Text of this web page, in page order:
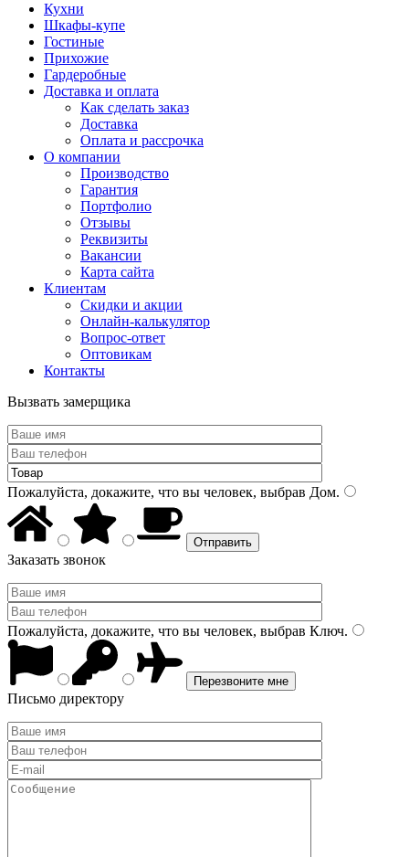
Кухни
Шкафы-купе
Гостиные
Прихожие
Гардеробные
Доставка и оплата
Как сделать заказ
Доставка
Оплата и рассрочка
О компании
Производство
Гарантия
Портфолио
Отзывы
Реквизиты
Вакансии
Карта сайта
Клиентам
Скидки и акции
Онлайн-калькулятор
Вопрос-ответ
Оптовикам
Контакты
Вызвать замерщика
Пожалуйста, докажите, что вы человек, выбрав Дом.
Заказать звонок
Пожалуйста, докажите, что вы человек, выбрав Ключ.
Письмо директору